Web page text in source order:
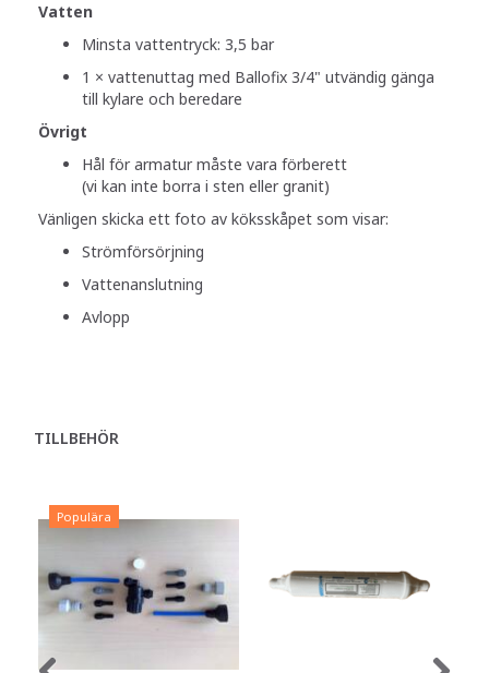
Vatten
Minsta vattentryck: 3,5 bar
1 × vattenuttag med Ballofix 3/4" utvändig gänga
till kylare och beredare
Övrigt
Hål för armatur måste vara förberett
(vi kan inte borra i sten eller granit)
Vänligen skicka ett foto av köksskåpet som visar:
Strömförsörjning
Vattenanslutning
Avlopp
TILLBEHÖR
Populära